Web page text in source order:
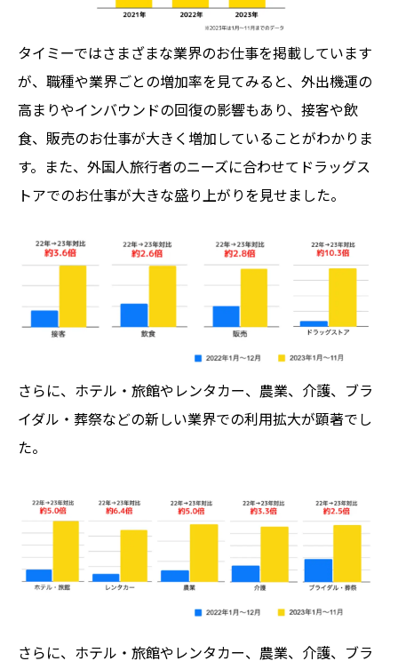
タイミーではさまざまな業界のお仕事を掲載しています
が、職種や業界ごとの増加率を見てみると、外出機運の
高まりやインバウンドの回復の影響もあり、接客や飲
食、販売のお仕事が大きく増加していることがわかりま
す。また、外国人旅行者のニーズに合わせてドラッグス
トアでのお仕事が大きな盛り上がりを見せました。
さらに、ホテル・旅館やレンタカー、農業、介護、ブラ
イダル・葬祭などの新しい業界での利用拡大が顕著でし
た。
さらに、ホテル・旅館やレンタカー、農業、介護、ブラ